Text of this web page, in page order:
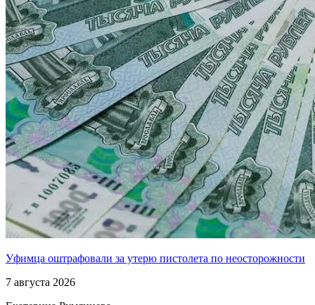
Уфимца оштрафовали за утерю пистолета по неосторожности
7 августа 2026